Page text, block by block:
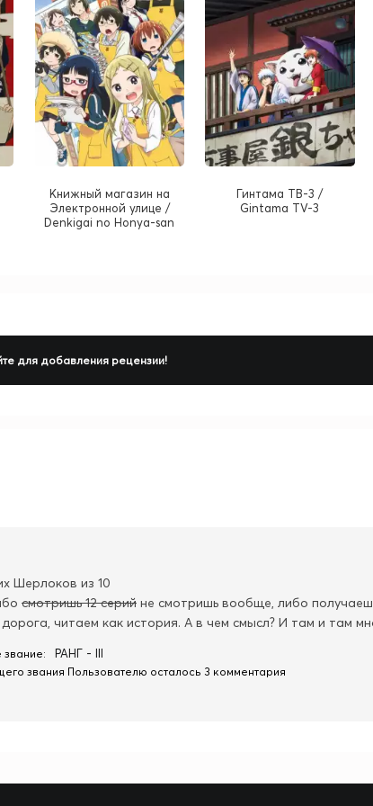
Книжный магазин на
Электронной улице /
Denkigai no Honya-san
Гинтама ТВ-3 /
Gintama TV-3
для добавления рецензии!
Шерлоков из 10
смотришь 12 серий не смотришь вообще, либо
читаем как история. А в чем смысл? И там и там
РАНГ - III
звания Пользователю осталось 3 комментария